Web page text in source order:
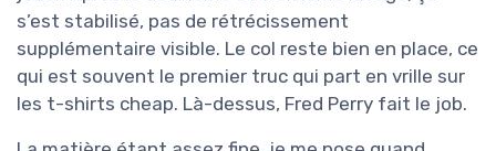
s’est stabilisé, pas de rétrécissement
supplémentaire visible. Le col reste bien en place, ce
qui est souvent le premier truc qui part en vrille sur
les t-shirts cheap. Là-dessus, Fred Perry fait le job.